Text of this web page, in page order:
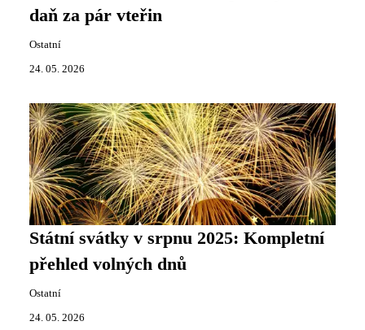
daň za pár vteřin
Ostatní
24. 05. 2026
Státní svátky v srpnu 2025: Kompletní
přehled volných dnů
Ostatní
24. 05. 2026